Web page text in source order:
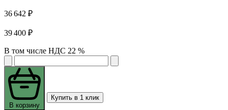
36 642 ₽
39 400 ₽
В том числе НДС 22 %
В корзину
Купить в 1 клик